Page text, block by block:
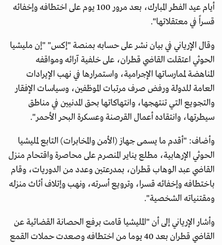
أيام عيد الفطر المبارك، بعد مرور 100 يوم على اختطافه وإخفائه
قسراً في معتقلاتها".
وقال الإرياني في بيان نشر على حسابه بمنصة "إكس" "إن مليشيا
الحوثي اعتقلت القاضي قطران، على خلفية آرائه ومواقفه
المناهضة لممارساتها الإجرامية، واستمرارها في نهب الإيرادات
العامة للدولة ورفض صرف مرتبات الموظفين، وسياسات الإفقار
والتجويع التي تنتهجها، وانتهاكاتها بحق المدنيين في مناطق
سيطرتها، وانتقاده أعمال القرصنة وعسكرة البحر الأحمر‏".
وأضاف: "أقدم ما يسمى جهاز (الأمن والمخابرات) التابع لمليشيا
الحوثي الإرهابية، مطلع يناير المنصرم على محاصرة واقتحام منزل
القاضي عبد الوهاب قطران، بمدرعتين وعدد من الدوريات، وقام
باختطافه وإخفائه قسرا، وترويع أسرته، ونهب وإتلاف أثاث منزله
ومقتنياته الشخصية".
وأشار الإرياني إلى أن "المليشيا قامت برفع الحصانة القضائية عن
القاضي قطران بعد 40 يوما من اختطافه وصعدت حملات القمع